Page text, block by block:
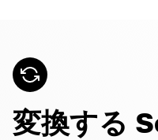
変換する